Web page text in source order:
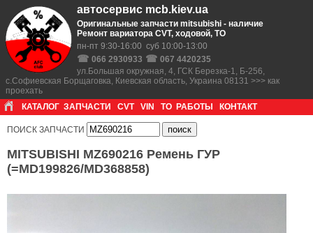
автосервис mcb.kiev.ua
Оригинальные запчасти mitsubishi - наличие
Ремонт вариатора CVT, ходовой, ТО
пн-пт 9:30-16:00 суб 10:00-13:00
☎ 066 2930933 ☎ 067 4420235
ул.Большая окружная, 4, ГСК Березка-1, Б-256,
с.Софиевская Борщаговка, Киевская область, Украина 08131 >>> как
проехать
КАТАЛОГ ЗАПЧАСТИ CVT VIN ТО РАБОТЫ КОНТАКТ
ПОИСК ЗАПЧАСТИ
MITSUBISHI MZ690216 Ремень ГУР
(=MD199826/MD368858)